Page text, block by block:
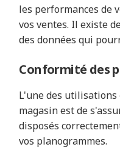
les performances de
vos ventes. Il existe
des données qui
Conformité des
L'une des utilisations
magasin est de
disposés
vos planogrammes.